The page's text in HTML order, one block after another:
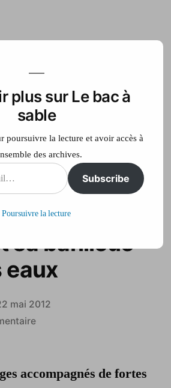
Télé
orages dans
France :
sa banlieue
eaux
mai 2012
sur
dans
accompagnés de fortes
plus sur Le bac à
sable
poursuivre la lecture et avoir accès à
des archives.
Subscribe
Poursuivre la lecture